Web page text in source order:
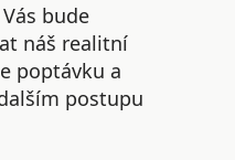
bude
náš realitní
poptávku a
postupu